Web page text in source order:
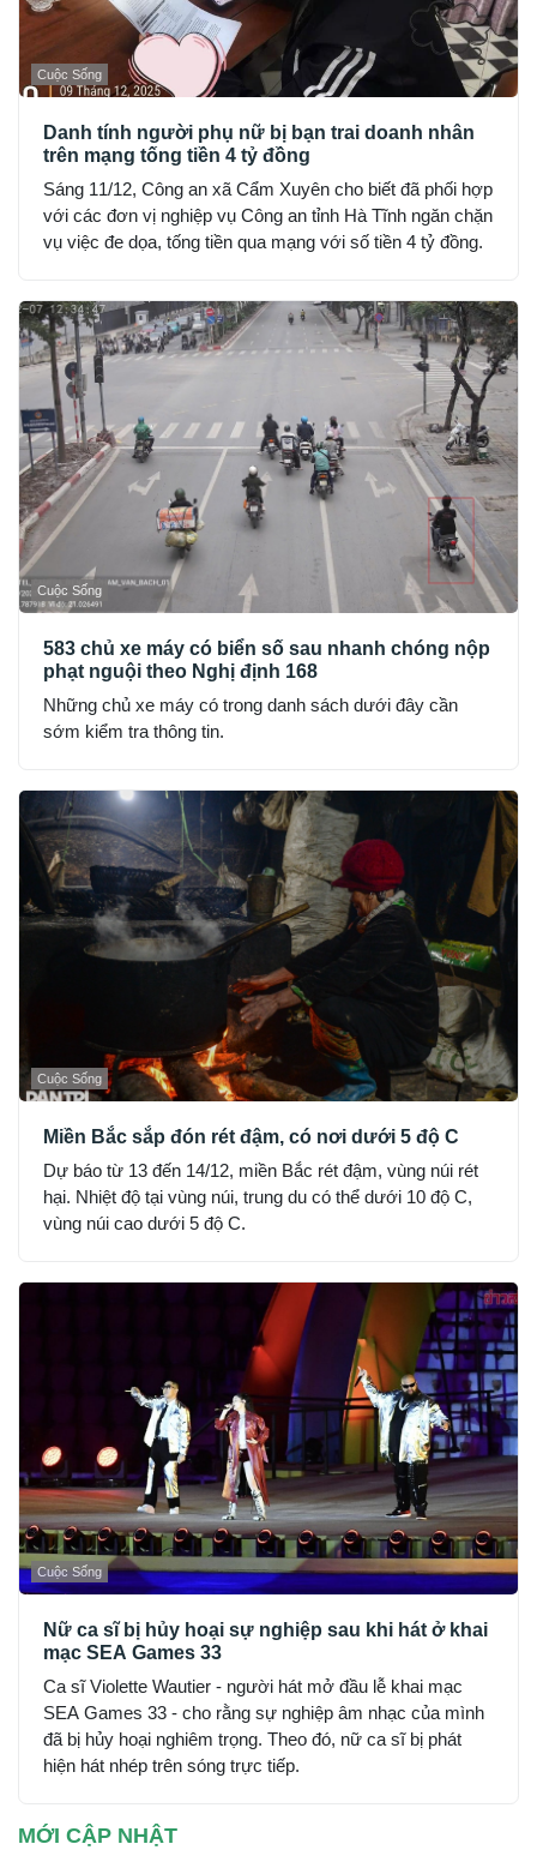
Cuộc Sống
Danh tính người phụ nữ bị bạn trai doanh nhân
trên mạng tống tiền 4 tỷ đồng
Sáng 11/12, Công an xã Cẩm Xuyên cho biết đã phối hợp
với các đơn vị nghiệp vụ Công an tỉnh Hà Tĩnh ngăn chặn
vụ việc đe dọa, tống tiền qua mạng với số tiền 4 tỷ đồng.
Cuộc Sống
583 chủ xe máy có biển số sau nhanh chóng nộp
phạt nguội theo Nghị định 168
Những chủ xe máy có trong danh sách dưới đây cần
sớm kiểm tra thông tin.
Cuộc Sống
Miền Bắc sắp đón rét đậm, có nơi dưới 5 độ C
Dự báo từ 13 đến 14/12, miền Bắc rét đậm, vùng núi rét
hại. Nhiệt độ tại vùng núi, trung du có thể dưới 10 độ C,
vùng núi cao dưới 5 độ C.
Cuộc Sống
Nữ ca sĩ bị hủy hoại sự nghiệp sau khi hát ở khai
mạc SEA Games 33
Ca sĩ Violette Wautier - người hát mở đầu lễ khai mạc
SEA Games 33 - cho rằng sự nghiệp âm nhạc của mình
đã bị hủy hoại nghiêm trọng. Theo đó, nữ ca sĩ bị phát
hiện hát nhép trên sóng trực tiếp.
MỚI CẬP NHẬT